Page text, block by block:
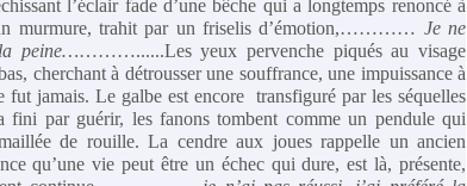
l’éclair fade d’une bêche qui a longtemps renoncé à
murmure, trahit par un friselis d’émotion,………… Je ne
peine…………......Les yeux pervenche piqués au visage
cherchant à détrousser une souffrance, une impuissance à
fut jamais. Le galbe est encore transfiguré par les séquelles
fini par guérir, les fanons tombent comme un pendule qui
de rouille. La cendre aux joues rappelle un ancien
qu’une vie peut être un échec qui dure, est là, présente,